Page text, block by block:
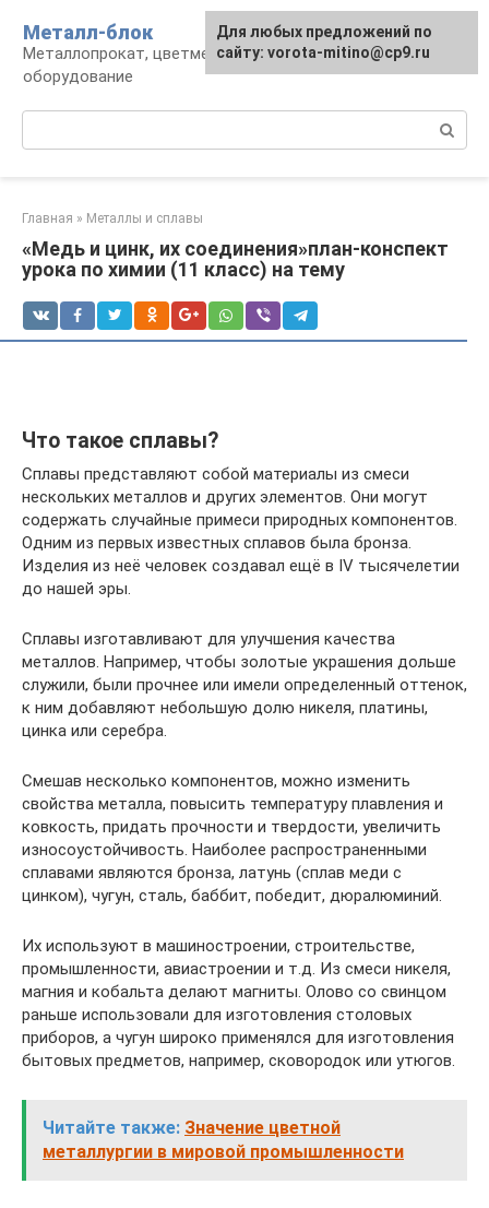
контенту
Металл-блок
Металлопрокат, цветмет, обработка и
оборудование
Главная » Металлы и сплавы
«Медь и цинк, их соединения»план-конспект
урока по химии (11 класс) на тему
Что такое сплавы?
Сплавы представляют собой материалы из смеси
нескольких металлов и других элементов. Они могут
содержать случайные примеси природных компонентов.
Одним из первых известных сплавов была бронза.
Изделия из неё человек создавал ещё в IV тысячелетии
до нашей эры.
Сплавы изготавливают для улучшения качества
металлов. Например, чтобы золотые украшения дольше
служили, были прочнее или имели определенный оттенок,
к ним добавляют небольшую долю никеля, платины,
цинка или серебра.
Смешав несколько компонентов, можно изменить
свойства металла, повысить температуру плавления и
ковкость, придать прочности и твердости, увеличить
износоустойчивость. Наиболее распространенными
сплавами являются бронза, латунь (сплав меди с
цинком), чугун, сталь, баббит, победит, дюралюминий.
Их используют в машиностроении, строительстве,
промышленности, авиастроении и т.д. Из смеси никеля,
магния и кобальта делают магниты. Олово со свинцом
раньше использовали для изготовления столовых
приборов, а чугун широко применялся для изготовления
бытовых предметов, например, сковородок или утюгов.
Читайте также: Значение цветной
металлургии в мировой промышленности
Для любых предложений по
сайту: vorota-mitino@cp9.ru